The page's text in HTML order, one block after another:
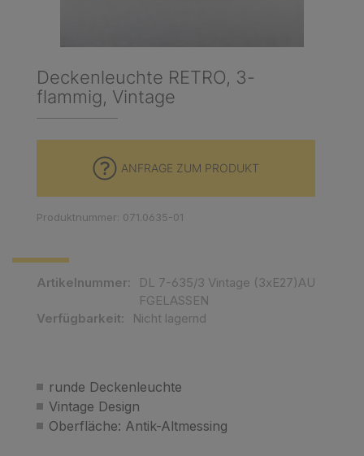
Deckenleuchte RETRO, 3-
flammig, Vintage
runde Deckenleuchte
Vintage Design
Oberfläche: Antik-Altmessing
Artikelnummer:
DL 7-635/3 Vintage (3xE27)AU
FGELASSEN
Verfügbarkeit:
Nicht lagernd
ANFRAGE ZUM PRODUKT
Produktnummer: 071.0635-01